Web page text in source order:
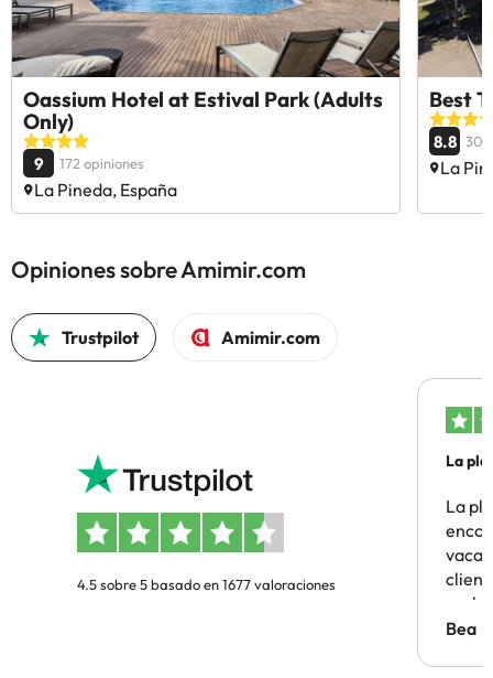
Oassium Hotel at Estival Park (Adults
Only)
9 172 opiniones
La Pineda, España
Best
8.8
La
Opiniones sobre Amimir.com
Trustpilot Amimir.com
4.5 sobre 5 basado en 1677 valoraciones
La
La
Bea